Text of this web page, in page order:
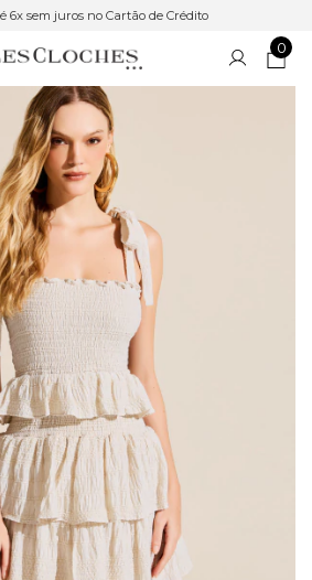
6x sem juros no Cartão de Crédito
0